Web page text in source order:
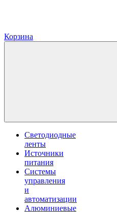
Корзина
Светодиодные
ленты
Источники
питания
Системы
управления
и
автоматизации
Алюминиевые